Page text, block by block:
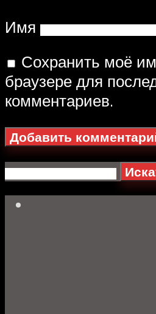
Имя
Сохранить моё
браузере для
комментариев.